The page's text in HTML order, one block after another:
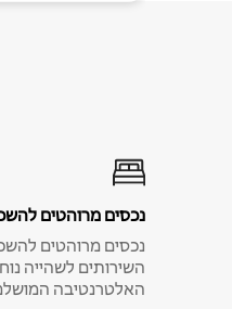
נכסים מרוהטים
נכסים מרוהטים
השירותים לשהייה
האלטרנטיבה